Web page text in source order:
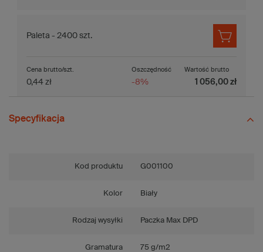
Paleta - 2400 szt.
Oszczędność
-8%
Cena brutto/szt.
0,44 zł
Wartość brutto
1 056,00 zł
Specyfikacja
Kod produktu G001100
Kolor Biały
Rodzaj wysyłki Paczka Max DPD
Gramatura 75 g/m2